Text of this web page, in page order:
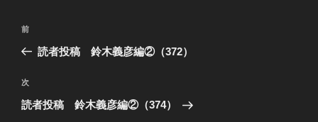
投
ビ
ゲ
過
去
投
稿
前
読者投稿 鈴木義彦編②（372）
次
の
次
読者投稿 鈴木義彦編②（374）